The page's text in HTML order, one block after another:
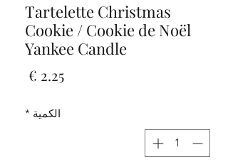
Tartelette Christmas
Cookie / Cookie de Noël
Yankee Candle
الكمية *